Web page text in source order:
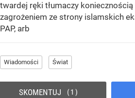
twardej ręki tłumaczy
zagrożeniem ze strony islamskich
PAP, arb
Wiadomości Świat
SKOMENTUJ 1